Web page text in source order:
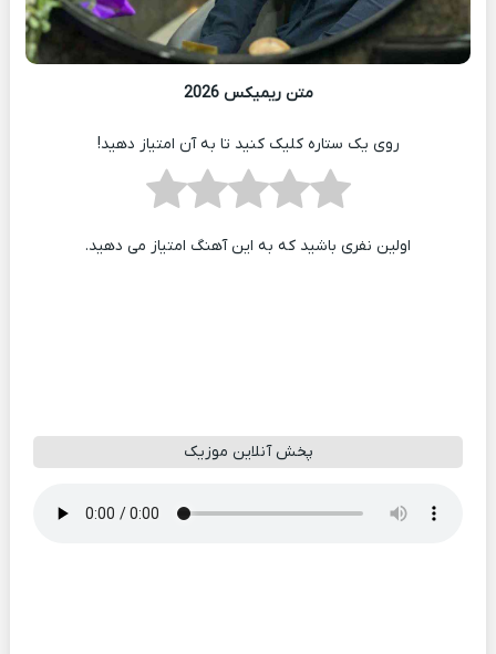
متن ریمیکس 2026
روی یک ستاره کلیک کنید تا به آن امتیاز دهید!
اولین نفری باشید که به این آهنگ امتیاز می دهید.
پخش آنلاین موزیک